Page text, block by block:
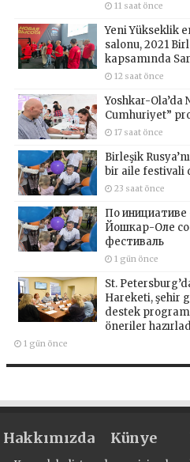
11 saat önce
Yeni Yükseklik
salonu, 2021
kapsamında
12 saat önce
Yoshkar-Ola’da
Cumhuriyet”
17 saat önce
Birleşik
bir aile festivali
23 saat önce
По инициативе
Йошкар-Оле
фестиваль
1 gün önce
St.
Hareketi, şehir
destek
öneriler
1 gün önce
Hakkımızda Künye